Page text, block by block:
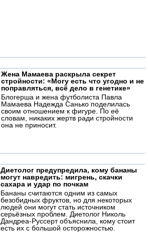
Жена Мамаева раскрыла секрет
стройности: «Могу есть что угодно и не
поправляться, всё дело в генетике»
Блогерша и жена футболиста Павла
Мамаева Надежда Санько поделилась
своим отношением к фигуре. По её
словам, никаких жертв ради стройности
она не приносит.
Диетолог предупредила, кому бананы
могут навредить: мигрень, скачки
сахара и удар по почкам
Бананы считаются одним из самых
безобидных фруктов, но для некоторых
людей они могут стать источником
серьёзных проблем. Диетолог Николь
Дандреа-Руссерт объяснила, кому стоит
есть их с большой осторожностью.